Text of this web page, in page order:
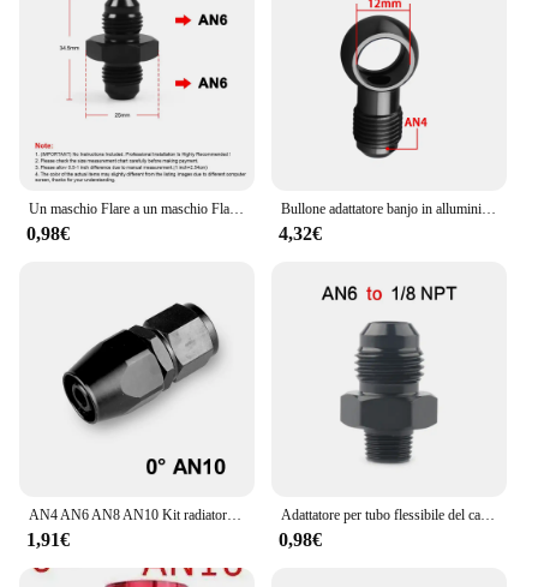
Un maschio Flare a un maschio Flare Union accoppiatore raccordo nero di alta qualità AN4 AN6 AN8 AN10 dritto riduttore adattatore raccordi per tubi flessibili
0,98€
Bullone adattatore banjo in alluminio AN3 AN4 AN6 AN8 AN10 an a 12mm 14mm 16mm raccordo freno nero
4,32€
AN4 AN6 AN8 AN10 Kit radiatore olio per auto in alluminio universale per 0 ° 45 ° 90 ° 180 ° intrecciato olio combustibile tubo flessibile per Gas adattatore per tubo flessibile girevole
1,91€
Adattatore per tubo flessibile del carburante dritto in alluminio raccordo filettato AN3 AN4 AN6 AN8 AN10 AN12 a 1/8NPT 1/4NPT 3/8NPT 1/2NPT 3/4NPT
0,98€